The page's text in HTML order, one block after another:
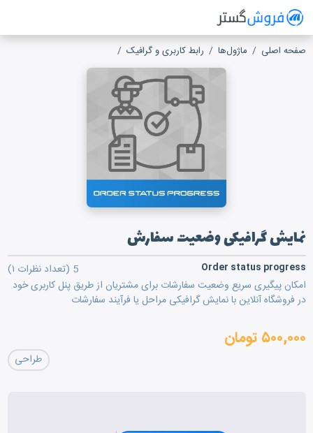
سیستم مدیریت فروش آنلاین
صفحه اصلی ماژول‌ها رابط کاربری و گرافیک
نمایش گرافیکی وضعیت سفارش
Order status progress
5 (تعداد نظرات ۱)
امکان پیگیری سریع وضعیت سفارشات برای مشتریان از طریق پنل کاربری خود
در فروشگاه آنلاین با نمایش گرافیکی مراحل یا فرآیند سفارشات
۵۰۰,۰۰۰ تومان
طراحی